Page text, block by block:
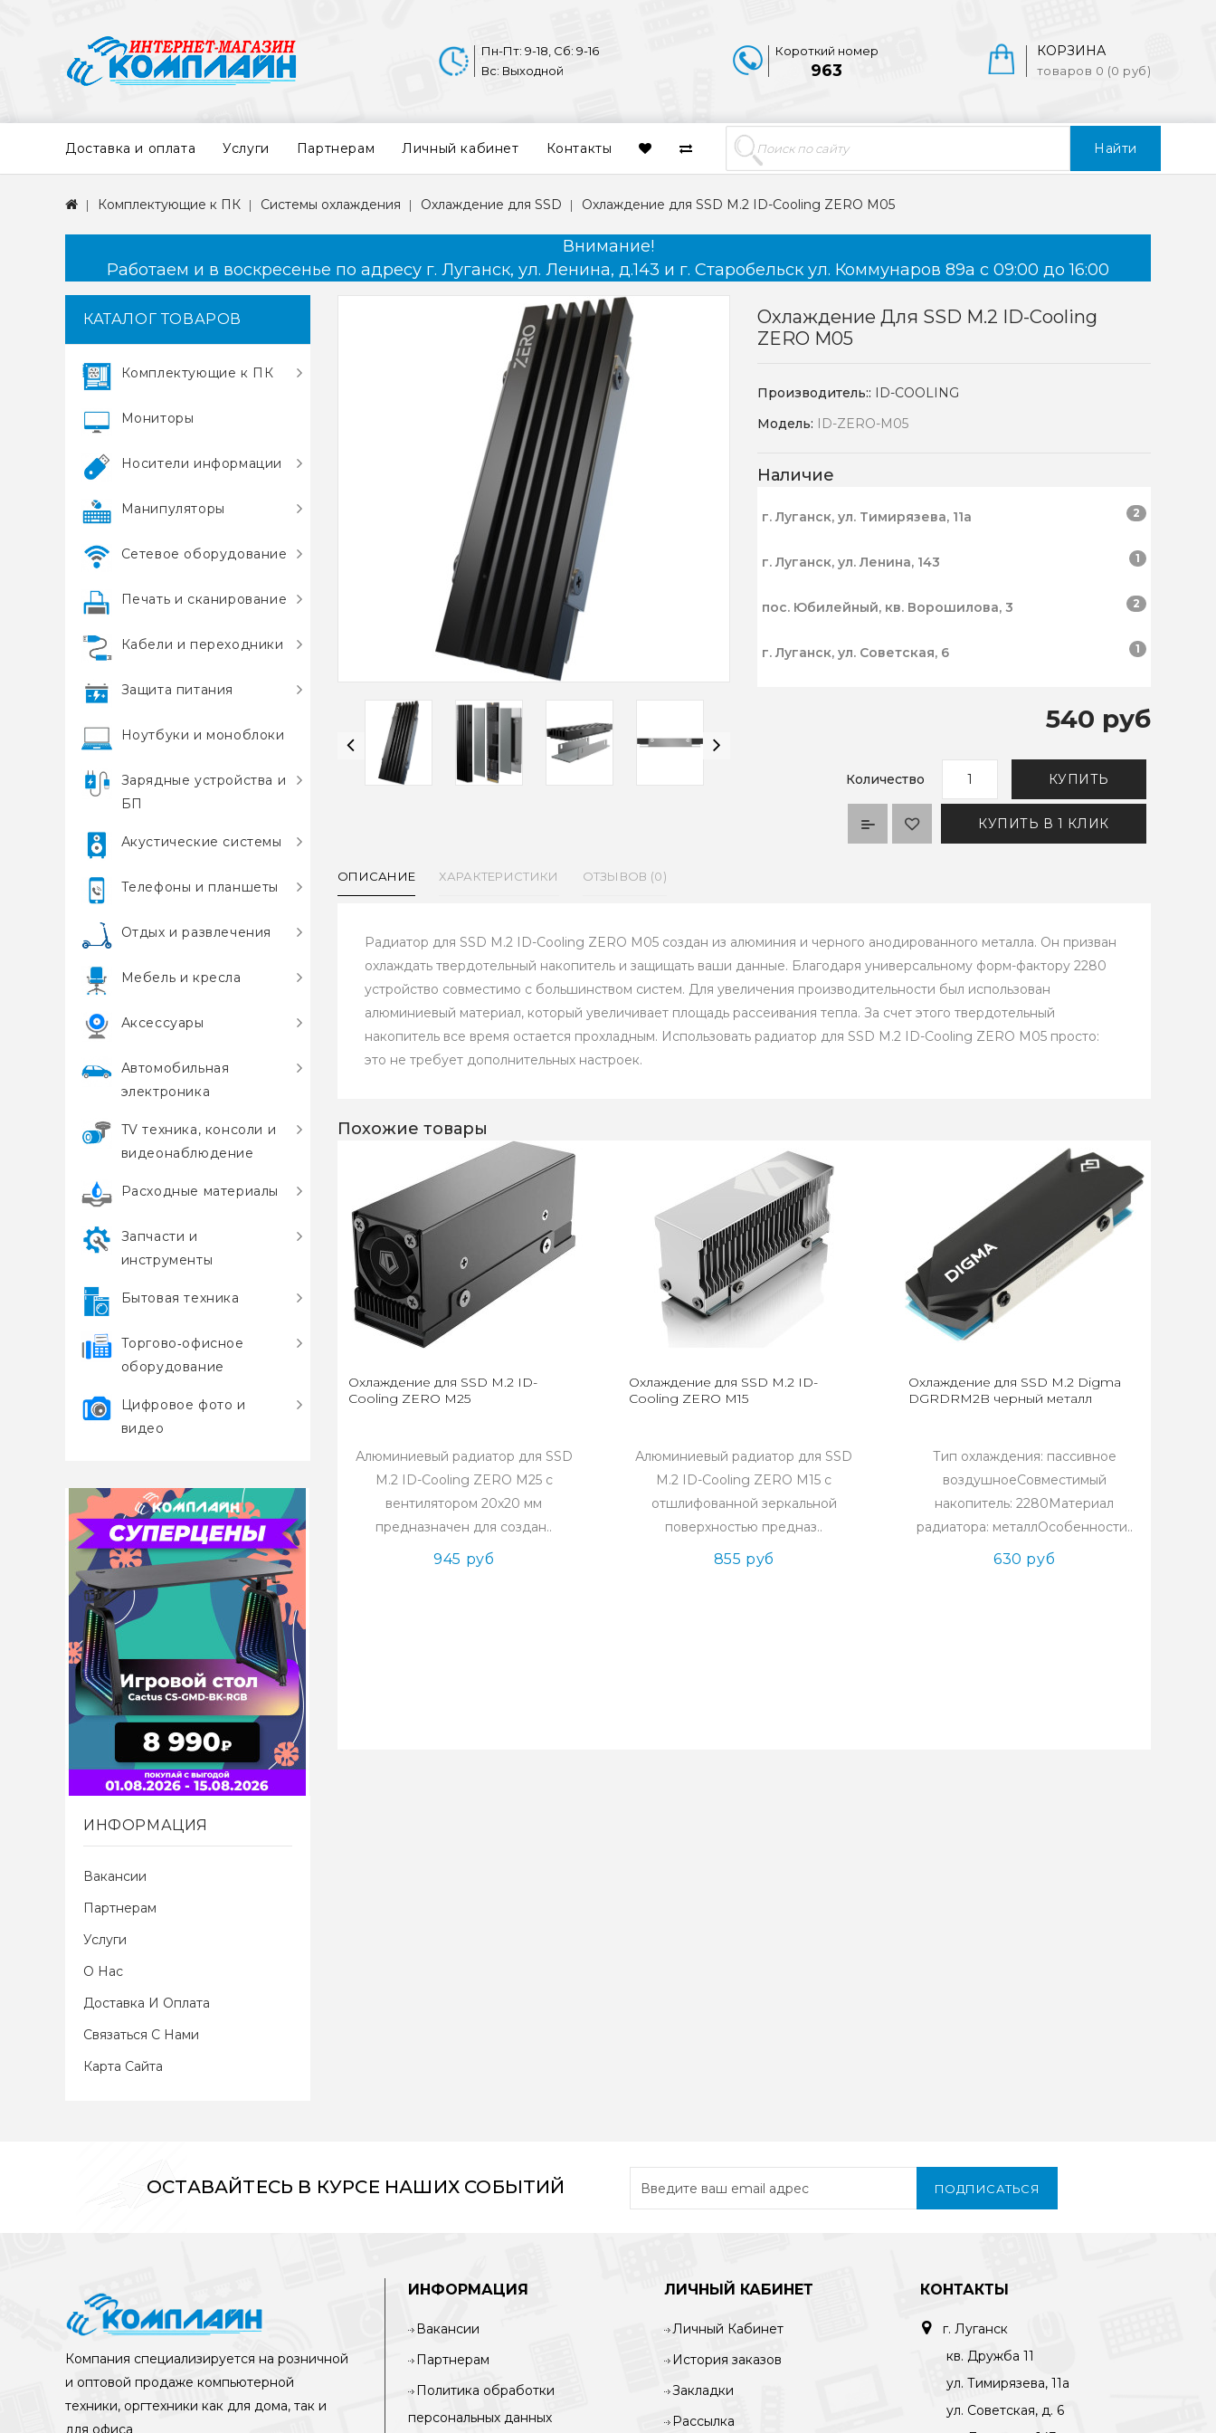
Найти
КОРЗИНА
товаров 0 (0 руб)
Короткий номер
963
Пн-Пт: 9-18, Сб: 9-16
Вс: Выходной
Доставка и оплата Услуги Партнерам Личный кабинет Контакты
Комплектующие к ПК Системы охлаждения Охлаждение для SSD Охлаждение для SSD M.2 ID-Cooling ZERO M05
Внимание!
Работаем и в воскресенье по адресу г. Луганск, ул. Ленина, д.143 и г. Старобельск ул. Коммунаров 89а с 09:00 до 16:00
КАТАЛОГ ТОВАРОВ
Комплектующие к ПК
Мониторы
Носители информации
Манипуляторы
Сетевое оборудование
Печать и сканирование
Кабели и переходники
Защита питания
Ноутбуки и моноблоки
Зарядные устройства и
БП
Акустические системы
Телефоны и планшеты
Отдых и развлечения
Мебель и кресла
Аксессуары
Автомобильная
электроника
TV техника, консоли и
видеонаблюдение
Расходные материалы
Запчасти и
инструменты
Бытовая техника
Торгово‑офисное
оборудование
Цифровое фото и
видео
ИНФОРМАЦИЯ
Вакансии
Партнерам
Услуги
О Нас
Доставка И Оплата
Связаться С Нами
Карта Сайта
Охлаждение Для SSD M.2 ID-Cooling
ZERO M05
Производитель:: ID-COOLING
Модель: ID-ZERO-M05
Наличие
г. Луганск, ул. Тимирязева, 11а 2
г. Луганск, ул. Ленина, 143 1
пос. Юбилейный, кв. Ворошилова, 3 2
г. Луганск, ул. Советская, 6 1
540 руб
Количество КУПИТЬ
КУПИТЬ В 1 КЛИК
ОПИСАНИЕ ХАРАКТЕРИСТИКИ ОТЗЫВОВ (0)
Радиатор для SSD M.2 ID-Cooling ZERO M05 создан из алюминия и черного анодированного металла. Он призван
охлаждать твердотельный накопитель и защищать ваши данные. Благодаря универсальному форм-фактору 2280
устройство совместимо с большинством систем. Для увеличения производительности был использован
алюминиевый материал, который увеличивает площадь рассеивания тепла. За счет этого твердотельный
накопитель все время остается прохладным. Использовать радиатор для SSD M.2 ID-Cooling ZERO M05 просто:
это не требует дополнительных настроек.
Похожие товары
Охлаждение для SSD M.2 ID-
Cooling ZERO M25
Алюминиевый радиатор для SSD
M.2 ID-Cooling ZERO M25 с
вентилятором 20x20 мм
предназначен для создан..
945 руб
Охлаждение для SSD M.2 ID-
Cooling ZERO M15
Алюминиевый радиатор для SSD
M.2 ID-Cooling ZERO M15 с
отшлифованной зеркальной
поверхностью предназ..
855 руб
Охлаждение для SSD M.2 Digma
DGRDRM2B черный металл
Тип охлаждения: пассивное
воздушноеСовместимый
накопитель: 2280Материал
радиатора: металлОсобенности..
630 руб
ОСТАВАЙТЕСЬ В КУРСЕ НАШИХ СОБЫТИЙ ПОДПИСАТЬСЯ
Компания специализируется на розничной
и оптовой продаже компьютерной
техники, оргтехники как для дома, так и
для офиса
ИНФОРМАЦИЯ
Вакансии
Партнерам
Политика обработки
персональных данных
ЛИЧНЫЙ КАБИНЕТ
Личный Кабинет
История заказов
Закладки
Рассылка
КОНТАКТЫ
г. Луганск
кв. Дружба 11
ул. Тимирязева, 11а
ул. Советская, д. 6